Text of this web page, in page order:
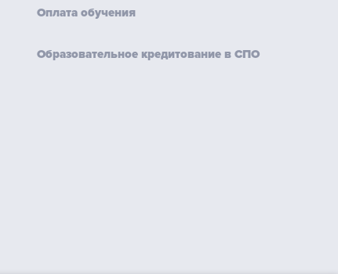
Оплата обучения
Образовательное кредитование в СПО